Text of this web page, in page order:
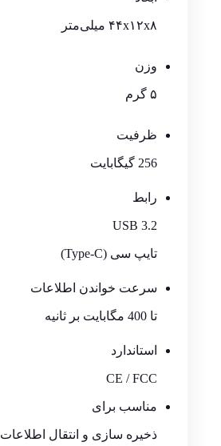
۴۴x۱۲x۸ میلی‌متر
وزن
۵ گرم
ظرفیت
256 گیگابایت
رابط
USB 3.2
تایپ سی (Type-C)
سرعت خواندن اطلاعات
تا 400 مگابایت بر ثانیه
استاندارد
CE / FCC
مناسب برای
ذخیره سازی و انتقال